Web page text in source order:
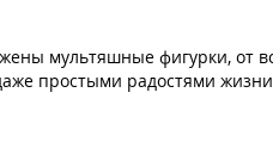
мультяшные фигурки,
простыми радостями